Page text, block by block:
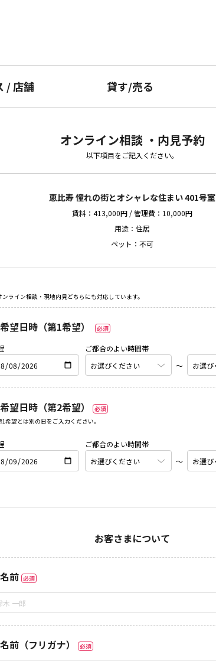
/店舗 貸す/売る
オンライン相談 ・内見予約
以下項目をご記入ください。
恵比寿 憧れの街とオシャレな住まい 401号室
賃料：413,000円 / 管理費：10,000円
用途：住居
ペット：不可
ライン相談・現地内見どちらにも対応しています。
望日時（第1希望） 必須
ご都合のよい時間帯
〜
望日時（第2希望） 必須
希望とは別の日をご入力ください。
ご都合のよい時間帯
〜
お客さまについて
前 必須
前（フリガナ） 必須